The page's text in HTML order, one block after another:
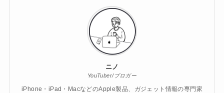
ニノ
YouTuber/ブロガー
iPhone・iPad・MacなどのApple製品、ガジェット情報の専門家